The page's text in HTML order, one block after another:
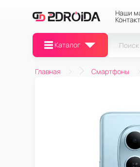
Наши
Каталог
Главная Смартфоны